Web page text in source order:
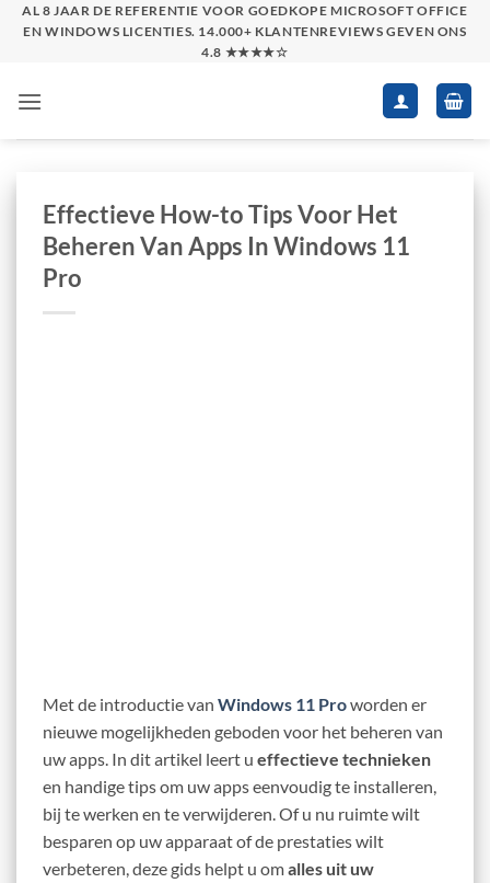
SkipAL 8 JAAR DE REFERENTIE VOOR GOEDKOPE MICROSOFT OFFICE
EN WINDOWS LICENTIES. 14.000+ KLANTENREVIEWS GEVEN ONS
4.8 ★★★★☆
Effectieve How-to Tips Voor Het
Beheren Van Apps In Windows 11
Pro
Met de introductie van Windows 11 Proworden er
nieuwe mogelijkheden geboden voor het beheren van
uw apps. In dit artikel leert u effectieve technieken
en handige tips om uw apps eenvoudig te installeren,
bij te werken en te verwijderen. Of u nu ruimte wilt
besparen op uw apparaat of de prestaties wilt
verbeteren, deze gids helpt u omalles uit uw